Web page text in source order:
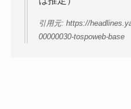
引用元: https://
00000030-tospoweb-base